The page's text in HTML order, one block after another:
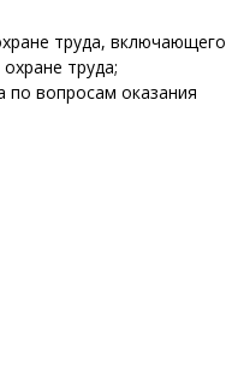
труда, включающего
труда;
по вопросам оказания